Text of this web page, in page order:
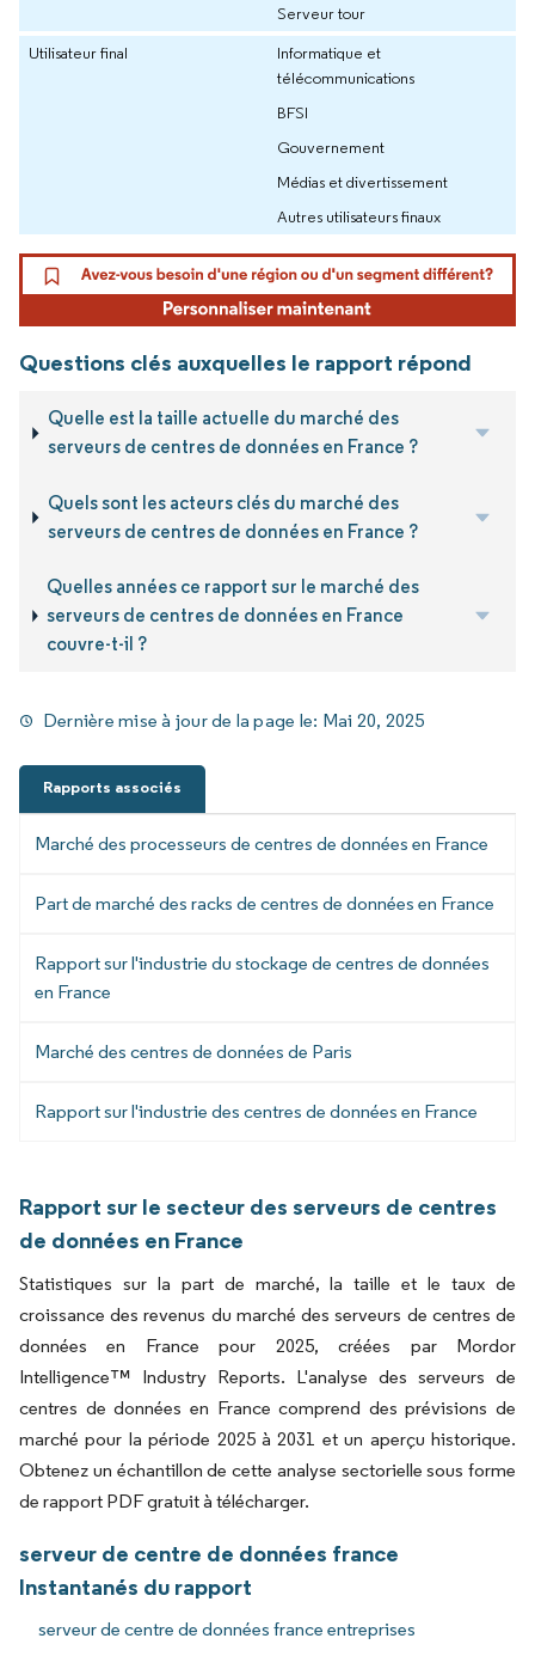
Serveur tour
Utilisateur final
Informatique et
télécommunications
BFSI
Gouvernement
Médias et divertissement
Autres utilisateurs finaux
Questions clés auxquelles le rapport répond
Quelle est la taille actuelle du marché des
serveurs de centres de données en France ?
Quels sont les acteurs clés du marché des
serveurs de centres de données en France ?
Quelles années ce rapport sur le marché des
serveurs de centres de données en France
couvre-t-il ?
Dernière mise à jour de la page le: Mai 20, 2025
Rapports associés
Marché des processeurs de centres de données en France
Part de marché des racks de centres de données en France
Rapport sur l'industrie du stockage de centres de données
en France
Marché des centres de données de Paris
Rapport sur l'industrie des centres de données en France
Rapport sur le secteur des serveurs de centres
de données en France
Statistiques sur la part de marché, la taille et le taux de
croissance des revenus du marché des serveurs de centres de
données en France pour 2025, créées par Mordor
Intelligence™ Industry Reports. L'analyse des serveurs de
centres de données en France comprend des prévisions de
marché pour la période 2025 à 2031 et un aperçu historique.
Obtenez un échantillon de cette analyse sectorielle sous forme
de rapport PDF gratuit à télécharger.
serveur de centre de données france
Instantanés du rapport
serveur de centre de données france entreprises